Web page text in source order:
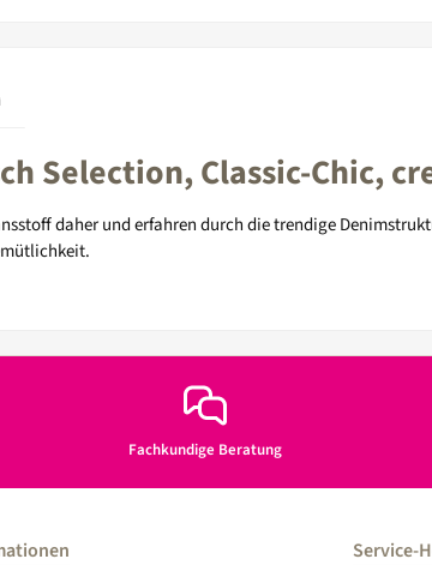
Selection, Classic-Chic,
daher und erfahren durch die trendige
Fachkundige Beratung
Service-